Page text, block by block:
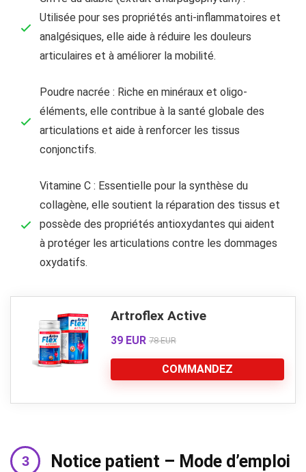
Utilisée pour ses propriétés anti-inflammatoires et
analgésiques, elle aide à réduire les douleurs
articulaires et à améliorer la mobilité.
Poudre nacrée : Riche en minéraux et oligo-
éléments, elle contribue à la santé globale des
articulations et aide à renforcer les tissus
conjonctifs.
Vitamine C : Essentielle pour la synthèse du
collagène, elle soutient la réparation des tissus et
possède des propriétés antioxydantes qui aident
à protéger les articulations contre les dommages
oxydatifs.
Artroflex Active
39 EUR 78 EUR
COMMANDEZ
Notice patient – Mode d’emploi